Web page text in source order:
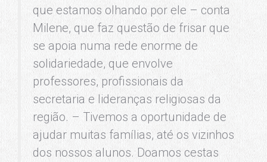
que estamos olhando por ele – conta
Milene, que faz questão de frisar que
se apoia numa rede enorme de
solidariedade, que envolve
professores, profissionais da
secretaria e lideranças religiosas da
região. – Tivemos a oportunidade de
ajudar muitas famílias, até os vizinhos
dos nossos alunos. Doamos cestas